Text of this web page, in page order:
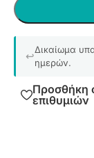
Δικαίωμα
ημερών.
Προσθήκη
επιθυμιών